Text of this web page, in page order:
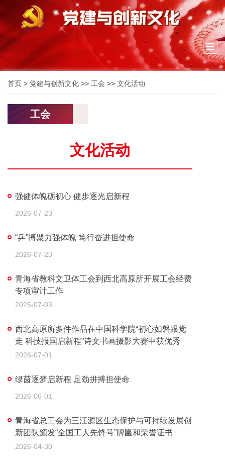
首页 > 党建与创新文化 >> 工会 >> 文化活动
工会
文化活动
强健体魄砺初心 健步逐光启新程
2026-07-23
“乒”搏聚力强体魄 笃行奋进担使命
2026-07-23
青海省教科文卫体工会到西北高原所开展工会经费
专项审计工作
2026-07-03
西北高原所多件作品在中国科学院“初心如磐跟党
走 科技报国启新程”诗文书画摄影大赛中获优秀
2026-07-01
绿茵逐梦启新程 足劲拼搏担使命
2026-06-01
青海省总工会为三江源区生态保护与可持续发展创
新团队颁发“全国工人先锋号”牌匾和荣誉证书
2026-04-30